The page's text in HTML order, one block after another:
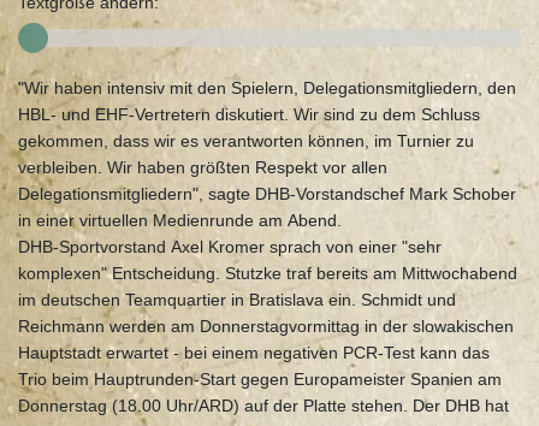
"Wir haben intensiv mit den Spielern, Delegationsmitgliedern, den
HBL- und EHF-Vertretern diskutiert. Wir sind zu dem Schluss
gekommen, dass wir es verantworten können, im Turnier zu
verbleiben. Wir haben größten Respekt vor allen
Delegationsmitgliedern", sagte DHB-Vorstandschef Mark Schober
in einer virtuellen Medienrunde am Abend.
DHB-Sportvorstand Axel Kromer sprach von einer "sehr
komplexen" Entscheidung. Stutzke traf bereits am Mittwochabend
im deutschen Teamquartier in Bratislava ein. Schmidt und
Reichmann werden am Donnerstagvormittag in der slowakischen
Hauptstadt erwartet - bei einem negativen PCR-Test kann das
Trio beim Hauptrunden-Start gegen Europameister Spanien am
Donnerstag (18.00 Uhr/ARD) auf der Platte stehen. Der DHB hat